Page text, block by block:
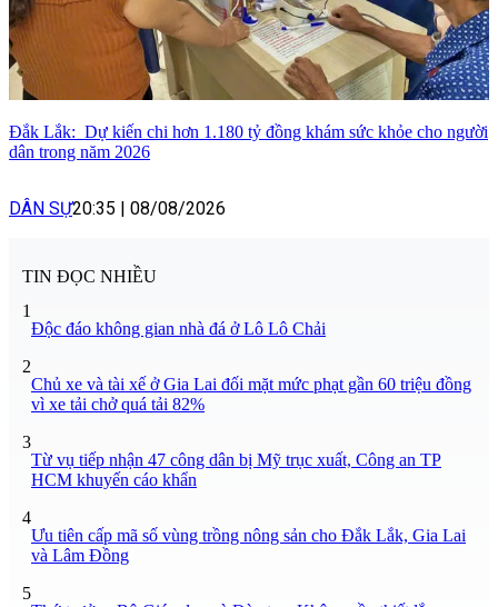
Đắk Lắk: Dự kiến chi hơn 1.180 tỷ đồng khám sức khỏe cho người
dân trong năm 2026
DÂN SỰ20:35 08/08/2026
TIN ĐỌC NHIỀU
1
Độc đáo không gian nhà đá ở Lô Lô Chải
2
Chủ xe và tài xế ở Gia Lai đối mặt mức phạt gần 60 triệu đồng
vì xe tải chở quá tải 82%
3
Từ vụ tiếp nhận 47 công dân bị Mỹ trục xuất, Công an TP
HCM khuyến cáo khẩn
4
Ưu tiên cấp mã số vùng trồng nông sản cho Đắk Lắk, Gia Lai
và Lâm Đồng
5